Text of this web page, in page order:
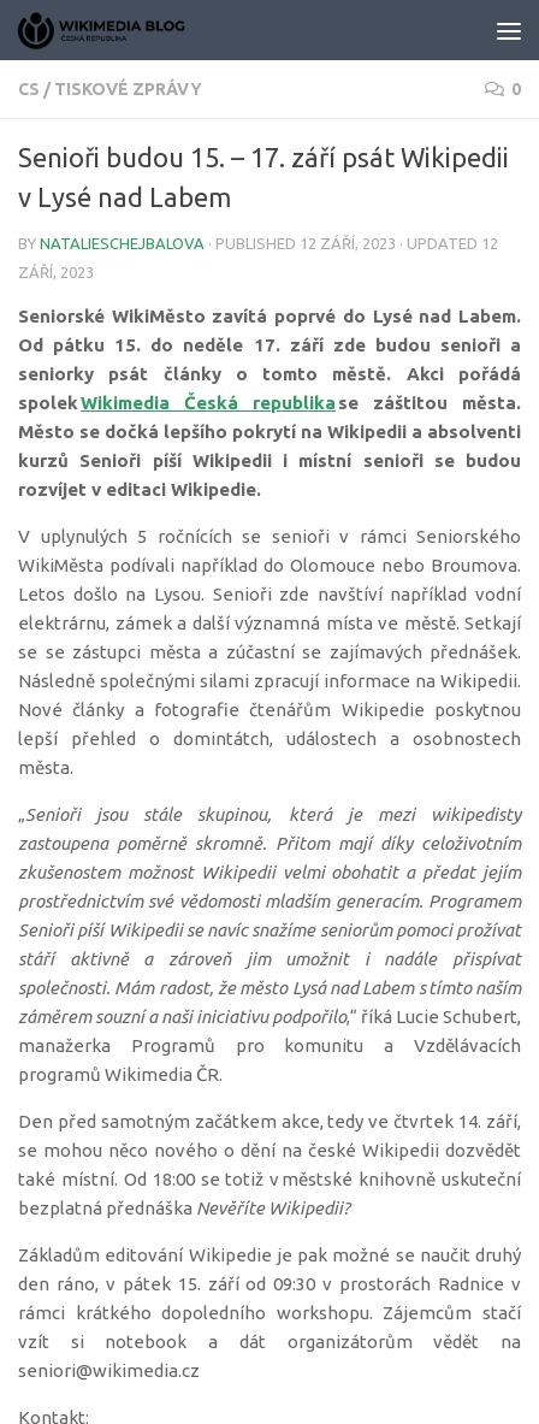
Skip to content
CS / TISKOVÉ ZPRÁVY 0
Senioři budou 15. –⁠ 17. září psát Wikipedii
v Lysé nad Labem
BY NATALIESCHEJBALOVA · PUBLISHED 12 ZÁŘÍ, 2023 · UPDATED 12
ZÁŘÍ, 2023
Seniorské WikiMěsto zavítá poprvé do Lysé nad Labem.
Od pátku 15. do neděle 17. září zde budou senioři a
seniorky psát články o tomto městě. Akci pořádá
spolekWikimedia Česká republika se záštitou města.
Město se dočká lepšího pokrytí na Wikipedii a absolventi
kurzů Senioři píší Wikipedii i místní senioři se budou
rozvíjet v editaci Wikipedie.
V uplynulých 5 ročnících se senioři v rámci Seniorského
WikiMěsta podívali například do Olomouce nebo Broumova.
Letos došlo na Lysou. Senioři zde navštíví například vodní
elektrárnu, zámek a další významná místa ve městě. Setkají
se se zástupci města a zúčastní se zajímavých přednášek.
Následně společnými silami zpracují informace na Wikipedii.
Nové články a fotografie čtenářům Wikipedie poskytnou
lepší přehled o domintátch, událostech a osobnostech
města.
„Senioři jsou stále skupinou, která je mezi wikipedisty
zastoupena poměrně skromně. Přitom mají díky celoživotním
zkušenostem možnost Wikipedii velmi obohatit a předat jejím
prostřednictvím své vědomosti mladším generacím. Programem
Senioři píší Wikipedii se navíc snažíme seniorům pomoci prožívat
stáří aktivně a zároveň jim umožnit i nadále přispívat
společnosti. Mám radost, že město Lysá nad Labem s tímto naším
záměrem souzní a naši iniciativu podpořilo,“ říká Lucie Schubert,
manažerka Programů pro komunitu a Vzdělávacích
programů Wikimedia ČR.
Den před samotným začátkem akce, tedy ve čtvrtek 14. září,
se mohou něco nového o dění na české Wikipedii dozvědět
také místní. Od 18:00 se totiž v městské knihovně uskuteční
bezplatná přednáška Nevěříte Wikipedii?
Základům editování Wikipedie je pak možné se naučit druhý
den ráno, v pátek 15. září od 09:30 v prostorách Radnice v
rámci krátkého dopoledního workshopu. Zájemcům stačí
vzít si notebook a dát organizátorům vědět na
seniori@wikimedia.cz
Kontakt: